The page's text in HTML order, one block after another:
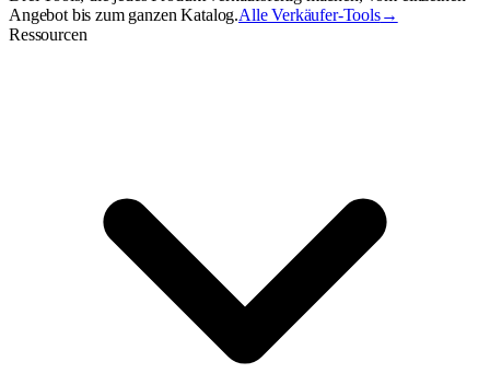
Angebot bis zum ganzen Katalog.Alle Verkäufer-Tools→
Ressourcen